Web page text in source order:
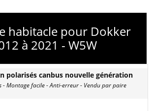
habitacle pour Dokker
à 2021 - W5W
polarisés canbus nouvelle génération
- Montage facile - Anti-erreur - Vendu par paire